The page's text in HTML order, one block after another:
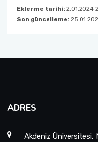
Eklenme tarihi: 2.01.2024
Son güncelleme:
ADRES
Akdeniz Üniversitesi,